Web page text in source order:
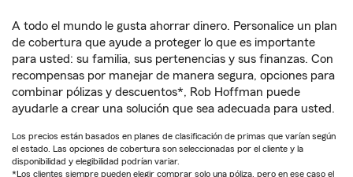
A todo el mundo le gusta ahorrar dinero. Personalice un plan
de cobertura que ayude a proteger lo que es importante
para usted: su familia, sus pertenencias y sus finanzas. Con
recompensas por manejar de manera segura, opciones para
combinar pólizas y descuentos*, Rob Hoffman puede
ayudarle a crear una solución que sea adecuada para usted.
Los precios están basados en planes de clasificación de primas que varían según
el estado. Las opciones de cobertura son seleccionadas por el cliente y la
disponibilidad y elegibilidad podrían variar.
*Los clientes siempre pueden elegir comprar solo una póliza, pero en ese caso el